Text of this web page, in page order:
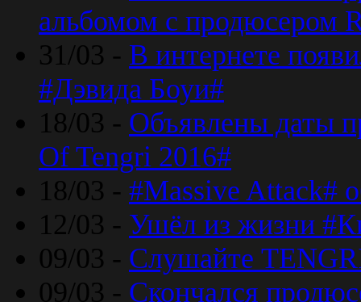
альбомом с продюсером
31/03 - В интернете
#Дэвида Боуи#
18/03 - Объявлены даты
Of Tengri 2016#
18/03 - #Massive Attack#
12/03 - Ушёл из жизни
09/03 - Слушайте
09/03 - Скончался